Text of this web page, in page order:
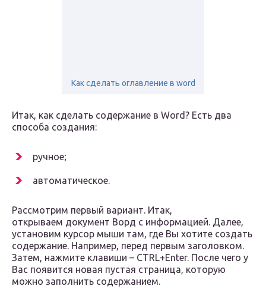
Как сделать оглавление в word
Итак, как сделать содержание в Word? Есть два
способа создания:
ручное;
автоматическое.
Рассмотрим первый вариант. Итак,
открываем документ Ворд с информацией. Далее,
установим курсор мыши там, где Вы хотите создать
содержание. Например, перед первым заголовком.
Затем, нажмите клавиши – CTRL+Enter. После чего у
Вас появится новая пустая страница, которую
можно заполнить содержанием.